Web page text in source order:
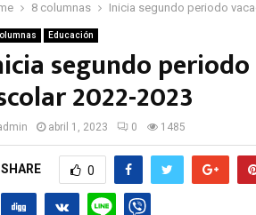
8 columnas Inicia segundo periodo
Educación
segundo
2022-2023
abril 1, 2023 0 1485
SHARE 0